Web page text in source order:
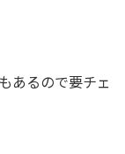
あるので要チェ